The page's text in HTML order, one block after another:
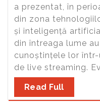
a prezentat, în
din zona
și inteligență
din întreaga lume
cunoștințele lor
de live streaming.
Read Full